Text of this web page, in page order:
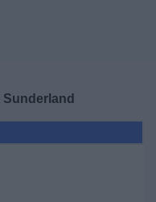
Sunderland